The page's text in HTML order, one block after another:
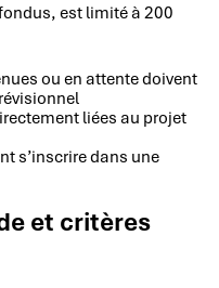
est limité à 200
ou en attente doivent
liées au projet
s’inscrire dans une
et critères